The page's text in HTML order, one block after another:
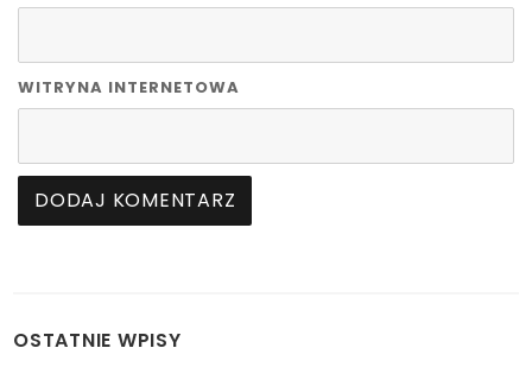
WITRYNA INTERNETOWA
OSTATNIE WPISY